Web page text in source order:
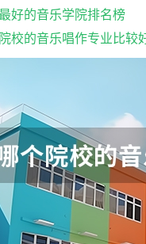
好的音乐学院排名榜
校的音乐唱作专业比较